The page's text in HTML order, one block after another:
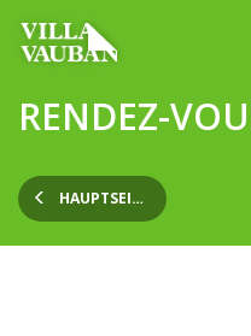
Zum
Hauptmenü
Zum
Inhalt
Zur
Fußzeile
HAUPTSEITE
RENDEZ-